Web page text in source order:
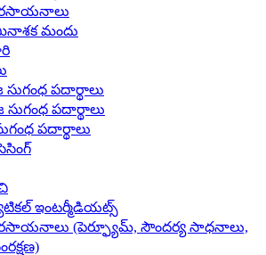
రసాయనాలు
మందు
పదార్థాలు
పదార్థాలు
పదార్థాలు
ఇంటర్మీడియట్స్
(పెర్ఫ్యూమ్, సౌందర్య సాధనాలు,